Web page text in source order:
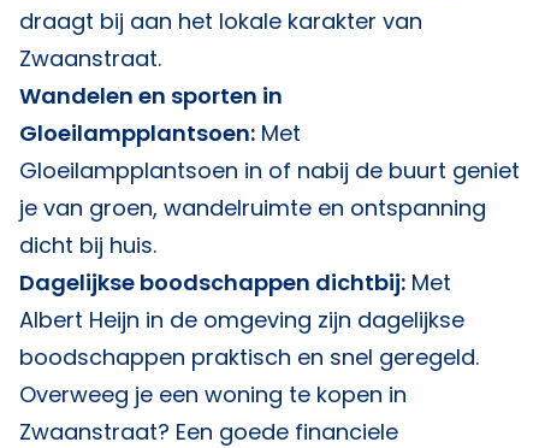
draagt bij aan het lokale karakter van
Zwaanstraat.
Wandelen en sporten in
Gloeilampplantsoen: Met
Gloeilampplantsoen in of nabij de buurt geniet
je van groen, wandelruimte en ontspanning
dicht bij huis.
Dagelijkse boodschappen dichtbij: Met
Albert Heijn in de omgeving zijn dagelijkse
boodschappen praktisch en snel geregeld.
Overweeg je een woning te kopen in
Zwaanstraat? Een goede financiele